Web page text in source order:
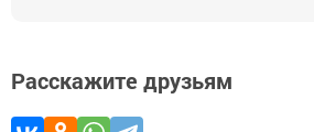
Расскажите друзьям